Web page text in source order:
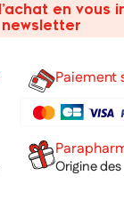
en vous
newsletter
Paiement
Origine